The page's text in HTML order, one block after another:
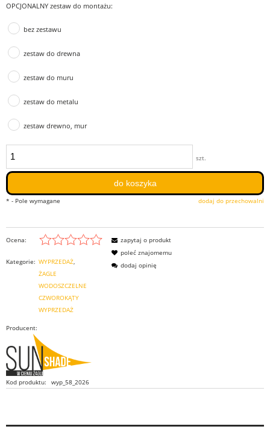
OPCJONALNY zestaw do montażu:
bez zestawu
zestaw do drewna
zestaw do muru
zestaw do metalu
zestaw drewno, mur
szt.
do koszyka
dodaj do przechowalni
* - Pole wymagane
Ocena:
Kategorie: WYPRZEDAŻ
ŻAGLE
WODOSZCZELNE
CZWOROKĄTY
WYPRZEDAŻ
Producent:
Kod produktu: wyp_58_2026
zapytaj o produkt
poleć znajomemu
dodaj opinię